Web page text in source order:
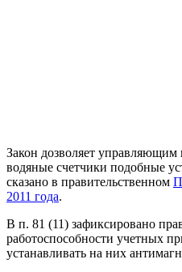
Закон дозволяет управляющим
водяные счетчики подобные
сказано в правительственном
2011 года.
В п. 81 (11) зафиксировано
работоспособности учетных
устанавливать на них